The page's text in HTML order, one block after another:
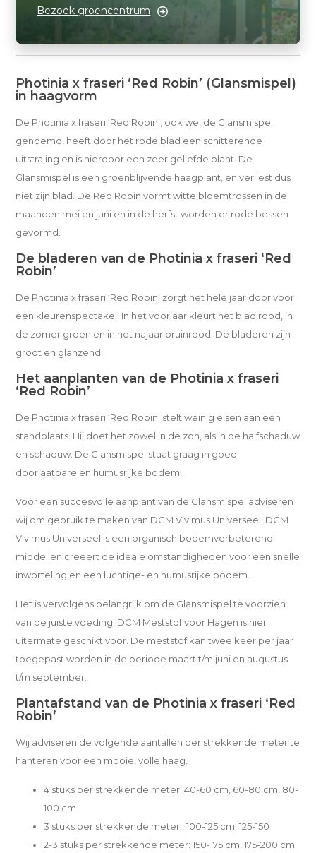
Bezoek groencentrum
Photinia x fraseri ‘Red Robin’ (Glansmispel)
in haagvorm
De Photinia x fraseri ‘Red Robin’, ook wel de Glansmispel
genoemd, heeft door het rode blad een schitterende
uitstraling en is hierdoor een zeer geliefde plant. De
Glansmispel is een groenblijvende haagplant, en verliest dus
niet zijn blad. De Red Robin vormt witte bloemtrossen in de
maanden mei en juni en in de herfst worden er rode bessen
gevormd.
De bladeren van de Photinia x fraseri ‘Red
Robin’
De Photinia x fraseri ‘Red Robin’ zorgt het hele jaar door voor
een kleurenspectakel. In het voorjaar kleurt het blad rood, in
de zomer groen en in het najaar bruinrood. De bladeren zijn
groot en glanzend.
Het aanplanten van de Photinia x fraseri
‘Red Robin’
De Photinia x fraseri ‘Red Robin’ stelt weinig eisen aan een
standplaats. Hij doet het zowel in de zon, als in de halfschaduw
en schaduw. De Glansmispel staat graag in goed
doorlaatbare en humusrijke bodem.
Voor een succesvolle aanplant van de Glansmispel adviseren
wij om gebruik te maken van DCM Vivimus Universeel. DCM
Vivimus Universeel is een organisch bodemverbeterend
middel en creëert de ideale omstandigheden voor een snelle
inworteling en een luchtige- en humusrijke bodem.
Het is vervolgens belangrijk om de Glansmispel te voorzien
van de juiste voeding. DCM Meststof voor Hagen is hier
uitermate geschikt voor. De meststof kan twee keer per jaar
toegepast worden in de periode maart t/m juni en augustus
t/m september.
Plantafstand van de Photinia x fraseri ‘Red
Robin’
Wij adviseren de volgende aantallen per strekkende meter te
hanteren voor een mooie, volle haag.
4 stuks per strekkende meter: 40-60 cm, 60-80 cm, 80-
100 cm
3 stuks per strekkende meter:, 100-125 cm, 125-150
2-3 stuks per strekkende meter: 150-175 cm, 175-200 cm